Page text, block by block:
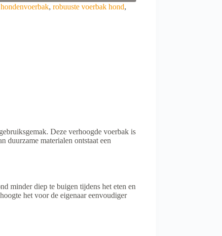
, robuuste voerbak hond,
Deze verhoogde voerbak is
duurzame materialen ontstaat een
minder diep te buigen tijdens het eten en
het voor de eigenaar eenvoudiger